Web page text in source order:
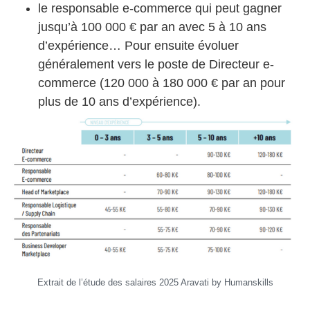
le responsable e-commerce qui peut gagner
jusqu’à 100 000 € par an avec 5 à 10 ans
d’expérience… Pour ensuite évoluer
généralement vers le poste de Directeur e-
commerce (120 000 à 180 000 € par an pour
plus de 10 ans d’expérience).
Extrait de l’étude des salaires 2025 Aravati by Humanskills